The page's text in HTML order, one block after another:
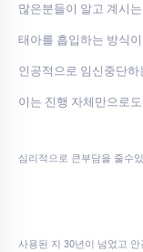
많은분들이 알고 계시
태아를 흡입하는 방식
인공적으로 임신중단
이는 진행 자체만으로
심리적으로 큰부담을 줄수
사용된 지 30년이 넘었고